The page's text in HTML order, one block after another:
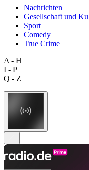
Nachrichten
Gesellschaft und
Sport
Comedy
True Crime
A - H
I - P
Q - Z